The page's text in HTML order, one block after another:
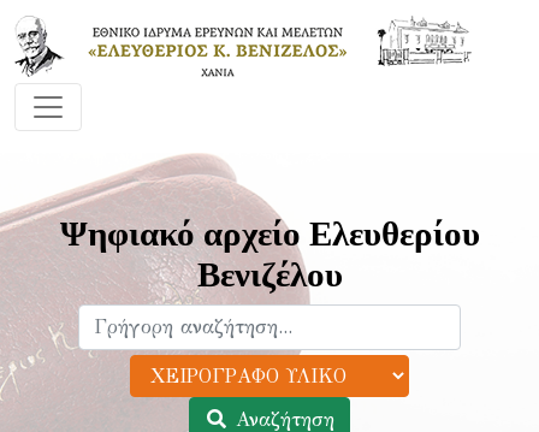
Ψηφιακό αρχείο Ελευθερίου
Βενιζέλου
Αναζήτηση